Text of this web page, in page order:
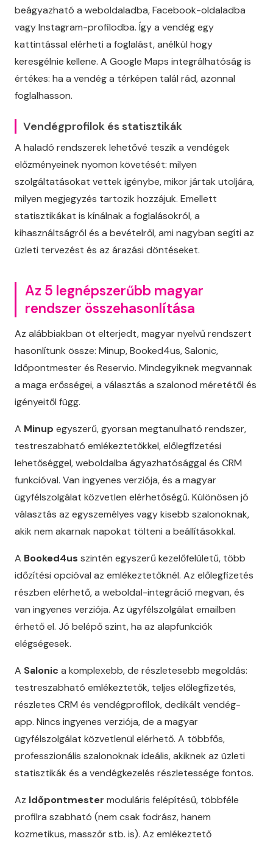
beágyazható a weboldaladba, Facebook-oldaladba
vagy Instagram-profilodba. Így a vendég egy
kattintással elérheti a foglalást, anélkül hogy
keresgélnie kellene. A Google Maps integrálhatóság is
értékes: ha a vendég a térképen talál rád, azonnal
foglalhasson.
Vendégprofilok és statisztikák
A haladó rendszerek lehetővé teszik a vendégek
előzményeinek nyomon követését: milyen
szolgáltatásokat vettek igénybe, mikor jártak utoljára,
milyen megjegyzés tartozik hozzájuk. Emellett
statisztikákat is kínálnak a foglalásokról, a
kihasználtságról és a bevételről, ami nagyban segíti az
üzleti tervezést és az árazási döntéseket.
Az 5 legnépszerűbb magyar
rendszer összehasonlítása
Az alábbiakban öt elterjedt, magyar nyelvű rendszert
hasonlítunk össze: Minup, Booked4us, Salonic,
Időpontmester és Reservio. Mindegyiknek megvannak
a maga erősségei, a választás a szalonod méretétől és
igényeitől függ.
A Minup egyszerű, gyorsan megtanulható rendszer,
testreszabható emlékeztetőkkel, előlegfizetési
lehetőséggel, weboldalba ágyazhatósággal és CRM
funkcióval. Van ingyenes verziója, és a magyar
ügyfélszolgálat közvetlen elérhetőségű. Különösen jó
választás az egyszemélyes vagy kisebb szalonoknak,
akik nem akarnak napokat tölteni a beállításokkal.
A Booked4us szintén egyszerű kezelőfelületű, több
időzítési opcióval az emlékeztetőknél. Az előlegfizetés
részben elérhető, a weboldal-integráció megvan, és
van ingyenes verziója. Az ügyfélszolgálat emailben
érhető el. Jó belépő szint, ha az alapfunkciók
elégségesek.
A Salonic a komplexebb, de részletesebb megoldás:
testreszabható emlékeztetők, teljes előlegfizetés,
részletes CRM és vendégprofilok, dedikált vendég-
app. Nincs ingyenes verziója, de a magyar
ügyfélszolgálat közvetlenül elérhető. A többfős,
professzionális szalonoknak ideális, akiknek az üzleti
statisztikák és a vendégkezelés részletessége fontos.
Az Időpontmester moduláris felépítésű, többféle
profilra szabható (nem csak fodrász, hanem
kozmetikus, masszőr stb. is). Az emlékeztető